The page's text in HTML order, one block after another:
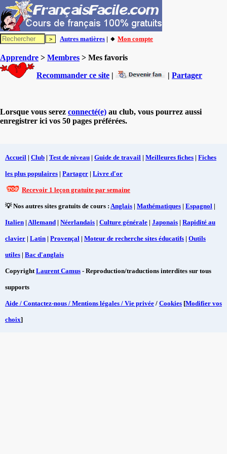
Autres matières | 🔸 Mon compte
Apprendre > Membres > Mes favoris
Recommander ce site | | Partager
Lorsque vous serez connecté(e) au club, vous pourrez aussi
enregistrer ici vos 50 pages préférées.
Accueil | Club | Test de niveau | Guide de travail | Meilleures fiches | Fiches
les plus populaires | Partager | Livre d'or
Recevoir 1 leçon gratuite par semaine
💡 Nos autres sites gratuits de cours : Anglais | Mathématiques | Espagnol |
Italien | Allemand | Néerlandais | Culture générale | Japonais | Rapidité au
clavier | Latin | Provençal | Moteur de recherche sites éducatifs | Outils
utiles | Bac d'anglais
CopyrightLaurent Camus - Reproduction/traductions interdites sur tous
supports
Aide / Contactez-nous / Mentions légales / Vie privée / Cookies [Modifier vos
choix]